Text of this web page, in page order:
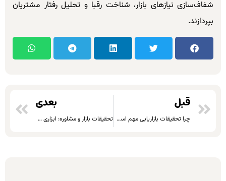
شفاف‌سازی نیازهای بازار، شناخت رقبا و تحلیل رفتار مشتریان
بپردازند.
قبل
چرا تحقیقات بازاریابی مهم است؟ اهمیت جمع‌آوری اطلاعات به‌موقع برای موفقیت کسب‌وکار
بعدی
تحقیقات بازار و مشاوره: ابزاری قدرتمند برای رشد کسب‌وکارها